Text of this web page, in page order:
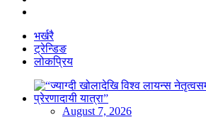
भर्खरै
ट्रेन्डिङ
लोकप्रिय
August 7, 2026